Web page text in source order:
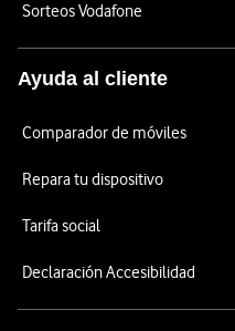
Sorteos Vodafone
Ayuda al cliente
Comparador de móviles
Repara tu dispositivo
Tarifa social
Declaración Accesibilidad